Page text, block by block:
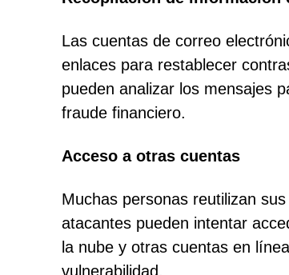
Las cuentas de correo
enlaces para restablecer
pueden analizar los mensajes
fraude financiero.
Acceso a otras cuentas
Muchas personas reutilizan
atacantes pueden intentar
la nube y otras cuentas en
vulnerabilidad.